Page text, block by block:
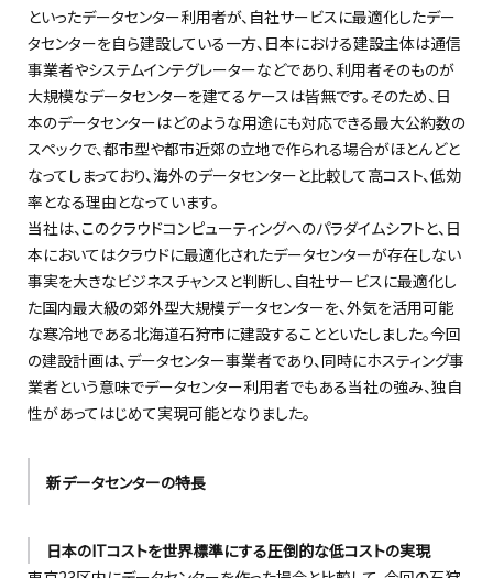
といったデータセンター利用者が、自社サービスに最適化したデー
タセンターを自ら建設している一方、日本における建設主体は通信
事業者やシステムインテグレーターなどであり、利用者そのものが
大規模なデータセンターを建てるケースは皆無です。そのため、日
本のデータセンターはどのような用途にも対応できる最大公約数の
スペックで、都市型や都市近郊の立地で作られる場合がほとんどと
なってしまっており、海外のデータセンターと比較して高コスト、低効
率となる理由となっています。
当社は、このクラウドコンピューティングへのパラダイムシフトと、日
本においてはクラウドに最適化されたデータセンターが存在しない
事実を大きなビジネスチャンスと判断し、自社サービスに最適化し
た国内最大級の郊外型大規模データセンターを、外気を活用可能
な寒冷地である北海道石狩市に建設することといたしました。今回
の建設計画は、データセンター事業者であり、同時にホスティング事
業者という意味でデータセンター利用者でもある当社の強み、独自
性があってはじめて実現可能となりました。
新データセンターの特長
日本のITコストを世界標準にする圧倒的な低コストの実現